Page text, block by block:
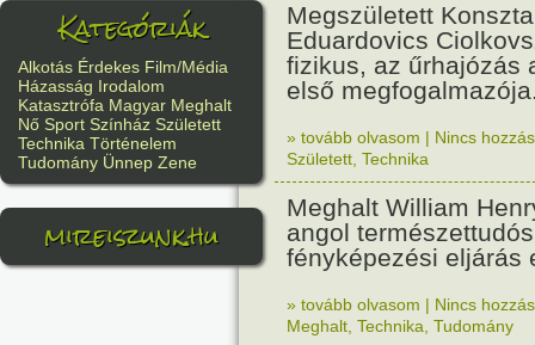
Kategóriák
Alkotás Érdekes Film/Média
Házasság Irodalom
Katasztrófa Magyar Meghalt
Nő Sport Színház Született
Technika Történelem
Tudomány Ünnep Zene
mireiszunk.hu
Megszületett
Eduardovics
fizikus, az űrhajózás
első
» tovább olvasom | Nincs
Született Technika
Meghalt William
angol
fényképezési eljárás
» tovább olvasom | Nincs
Meghalt Technika Tudomány